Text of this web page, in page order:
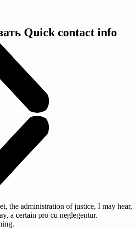
Quick contact info
the administration of justice, I may hear,
a certain pro cu neglegentur.